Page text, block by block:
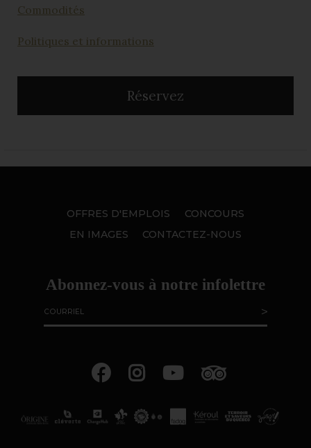
Commodités
Politiques et informations
Réservez
CONCOURS
OFFRES D'EMPLOIS
Abonnez-vous à notre infolettre
EN IMAGES CONTACTEZ-NOUS